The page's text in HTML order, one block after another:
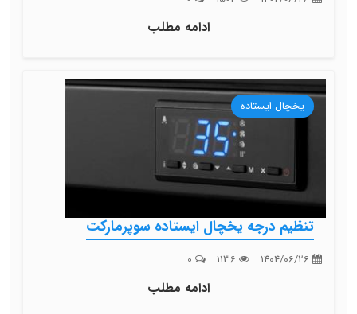
ادامه مطلب
یخچال ایستاده
تنظیم درجه یخچال ایستاده سوپرمارکت
ادامه مطلب